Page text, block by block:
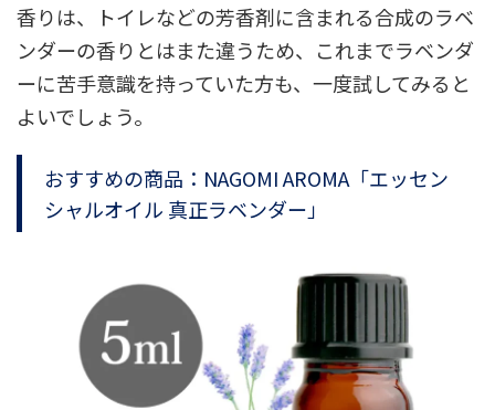
香りは、トイレなどの芳香剤に含まれる合成のラベ
ンダーの香りとはまた違うため、これまでラベンダ
ーに苦手意識を持っていた方も、一度試してみると
よいでしょう。
おすすめの商品：NAGOMI AROMA「エッセン
シャルオイル 真正ラベンダー」